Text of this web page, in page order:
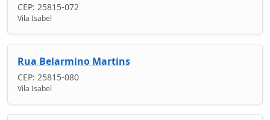
CEP: 25815-072
Vila Isabel
Rua Belarmino Martins
CEP: 25815-080
Vila Isabel